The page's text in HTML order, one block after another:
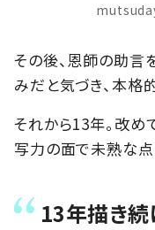
その後、恩師の助言
みだと気づき、本格
それから13年。改め
写力の面で未熟な点
13年描き